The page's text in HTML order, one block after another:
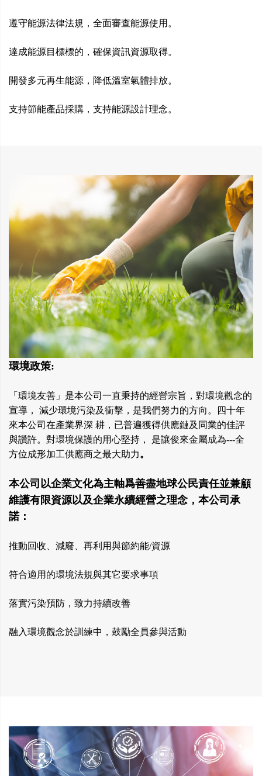
遵守能源法律法規，全面審查能源使用。
達成能源目標標的，確保資訊資源取得。
開發多元再生能源，降低溫室氣體排放。
支持節能產品採購，支持能源設計理念。
環境政策:
「環境友善」是本公司一直秉持的經營宗旨，對環境觀念的
宣導， 減少環境污染及衝擊，是我們努力的方向。四十年
來本公司在產業界深 耕，已普遍獲得供應鏈及同業的佳評
與讚許。對環境保護的用心堅持， 是讓俊來金屬成為---全
方位成形加工供應商之最大助力。
本公司以企業文化為主軸爲善盡地球公民責任並兼顧
維護有限資源以及企業永續經營之理念，本公司承
諾：
推動回收、減廢、再利用與節約能/資源
符合適用的環境法規與其它要求事項
落實污染預防，致力持續改善
融入環境觀念於訓練中，鼓勵全員參與活動